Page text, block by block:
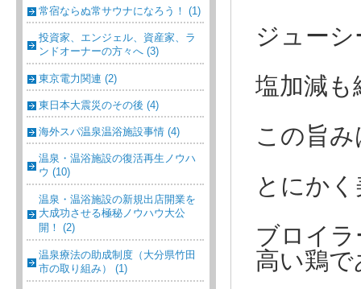
常宿ならぬ常サウナになろう！ (1)
投資家、エンジェル、資産家、ラ
ンドオーナーの方々へ (3)
東京電力関連 (2)
東日本大震災のその後 (4)
海外スパ温泉温浴施設事情 (4)
温泉・温浴施設の復活再生ノウハ
ウ (10)
温泉・温浴施設の新規出店開業を
大成功させる極秘ノウハウ大公
開！ (2)
温泉療法の助成制度（大分県竹田
市の取り組み） (1)
ジュー
塩加減も
この旨
とにか
ブロイ
高い鶏